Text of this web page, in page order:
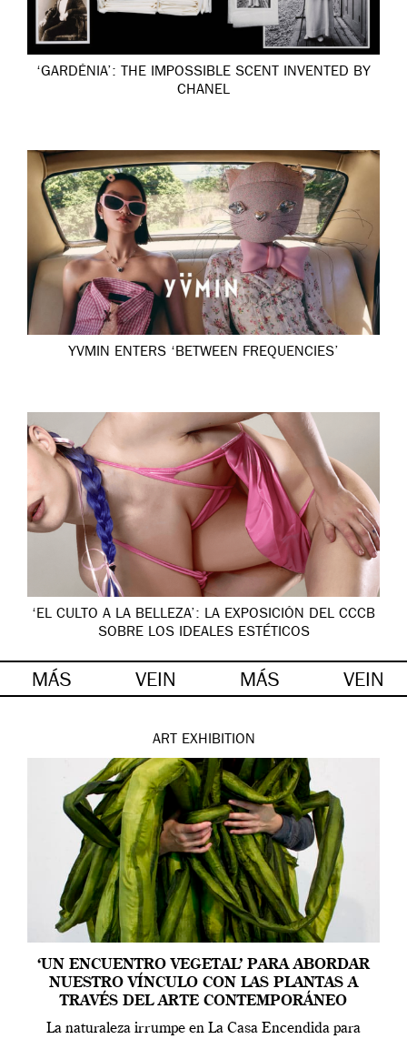
‘GARDÉNIA’: THE IMPOSSIBLE SCENT INVENTED BY
CHANEL
YVMIN ENTERS ‘BETWEEN FREQUENCIES’
‘EL CULTO A LA BELLEZA’: LA EXPOSICIÓN DEL CCCB
SOBRE LOS IDEALES ESTÉTICOS
MÁS VEIN MÁS VEIN
ART EXHIBITION
‘UN ENCUENTRO VEGETAL’ PARA ABORDAR
NUESTRO VÍNCULO CON LAS PLANTAS A
TRAVÉS DEL ARTE CONTEMPORÁNEO
La naturaleza irrumpe en La Casa Encendida para